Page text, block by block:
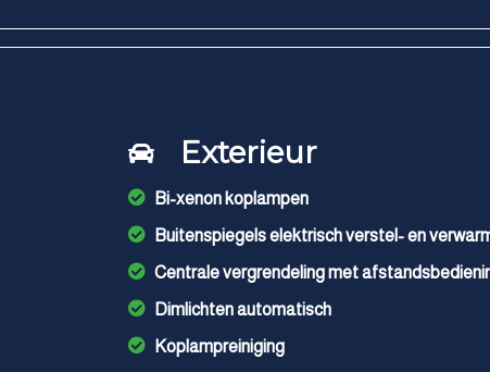
Exterieur
Bi-xenon koplampen
Buitenspiegels elektrisch verstel- en
Centrale vergrendeling met
Dimlichten automatisch
Koplampreiniging